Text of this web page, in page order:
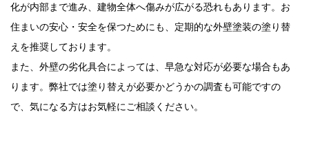
化が内部まで進み、建物全体へ傷みが広がる恐れもあります。お
住まいの安心・安全を保つためにも、定期的な外壁塗装の塗り替
えを推奨しております。
また、外壁の劣化具合によっては、早急な対応が必要な場合もあ
ります。弊社では塗り替えが必要かどうかの調査も可能ですの
で、気になる方はお気軽にご相談ください。